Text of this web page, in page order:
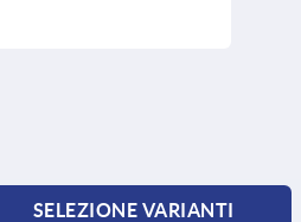
SELEZIONE VARIANTI